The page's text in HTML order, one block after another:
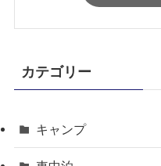
カテゴリー
キャンプ